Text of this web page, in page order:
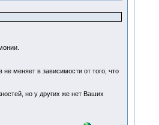
не меняет в зависимости от того, что
но у других же нет Ваших